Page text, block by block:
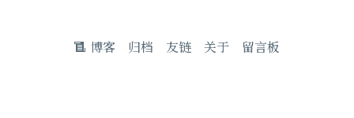
博客 归档 友链 关于 留言板